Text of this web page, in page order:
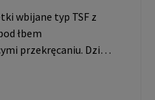
wbijane typ TSF z
łbem
przekręcaniu. Dzięki